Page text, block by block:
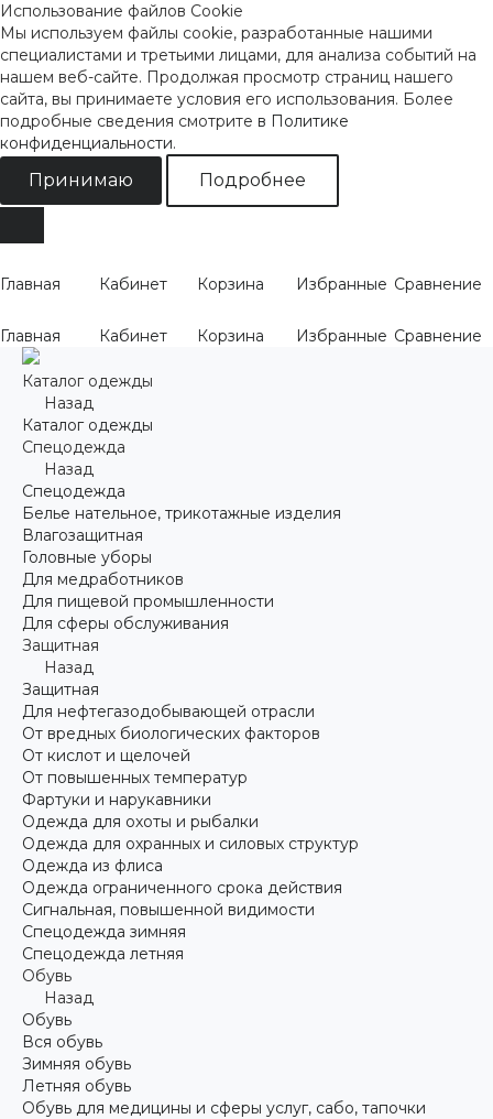
Использование файлов Cookie
Мы используем файлы cookie, разработанные нашими
специалистами и третьими лицами, для анализа событий на
нашем веб-сайте. Продолжая просмотр страниц нашего
сайта, вы принимаете условия его использования. Более
подробные сведения смотрите в Политике
конфиденциальности.
Принимаю Подробнее
Главная Кабинет Корзина Избранные Сравнение
Главная Кабинет Корзина Избранные Сравнение
Каталог одежды
Назад
Каталог одежды
Спецодежда
Назад
Спецодежда
Белье нательное, трикотажные изделия
Влагозащитная
Головные уборы
Для медработников
Для пищевой промышленности
Для сферы обслуживания
Защитная
Назад
Защитная
Для нефтегазодобывающей отрасли
От вредных биологических факторов
От кислот и щелочей
От повышенных температур
Фартуки и нарукавники
Одежда для охоты и рыбалки
Одежда для охранных и силовых структур
Одежда из флиса
Одежда ограниченного срока действия
Сигнальная, повышенной видимости
Спецодежда зимняя
Спецодежда летняя
Обувь
Назад
Обувь
Вся обувь
Зимняя обувь
Летняя обувь
Обувь для медицины и сферы услуг, сабо, тапочки